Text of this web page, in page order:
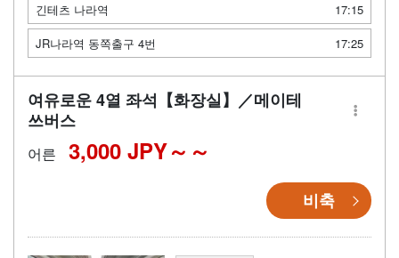
긴테츠 나라역
17:15
JR나라역 동쪽출구 4번
17:25
여유로운 4열 좌석【화장실】／메이테
쓰버스
어른 3,000 JPY～
비축